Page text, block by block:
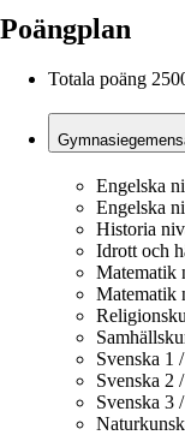
Poängplan
Totala poäng
Engelska
Engelska
Historia
Idrott och
Matematik
Matematik
Svenska 1
Svenska 2
Svenska 3